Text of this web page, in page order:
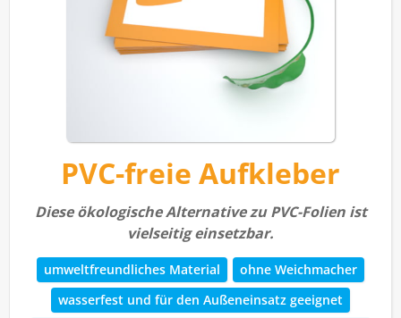
PVC-freie Aufkleber
Diese ökologische Alternative zu PVC-Folien ist
vielseitig einsetzbar.
umweltfreundliches Material
ohne Weichmacher
wasserfest und für den Außeneinsatz geeignet